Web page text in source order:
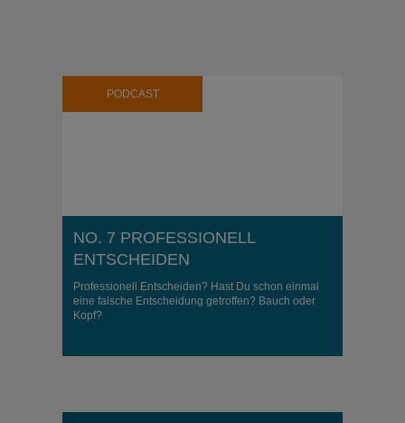
PODCAST
NO. 7 PROFESSIONELL
ENTSCHEIDEN
Professionell Entscheiden? Hast Du schon einmal
eine falsche Entscheidung getroffen? Bauch oder
Kopf?